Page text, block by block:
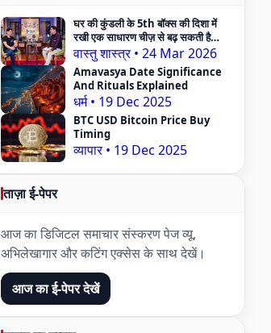
घर की कुंडली के 5th बॉक्स की दिशा में
रखी एक साधारण चीज़ से बढ़ सकती है
Pregnancy Problem — Vastu
Expert का दावा
वास्तु शास्त्र • 24 Mar 2026
Amavasya Date Significance
And Rituals Explained
धर्म • 19 Dec 2025
BTC USD Bitcoin Price Buy
Timing
व्यापार • 19 Dec 2025
ताज़ा ई-पेपर
आज का डिजिटल समाचार संस्करण पेज व्यू,
अभिलेखागार और कटिंग एक्सेस के साथ देखें।
आज का ई-पेपर देखें